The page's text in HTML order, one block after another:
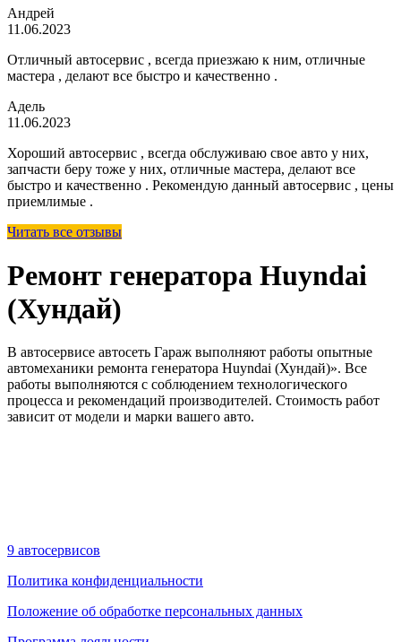
Андрей
11.06.2023
Отличный автосервис , всегда приезжаю к ним, отличные
мастера , делают все быстро и качественно .
Адель
11.06.2023
Хороший автосервис , всегда обслуживаю свое авто у них,
запчасти беру тоже у них, отличные мастера, делают все
быстро и качественно . Рекомендую данный автосервис , цены
приемлимые .
Читать все отзывы
Ремонт генератора Huyndai
(Хундай)
В автосервисе автосеть Гараж выполняют работы опытные
автомеханики ремонта генератора Huyndai (Хундай)». Все
работы выполняются с соблюдением технологического
процесса и рекомендаций производителей. Стоимость работ
зависит от модели и марки вашего авто.
9 автосервисов
Политика конфиденциальности
Положение об обработке персональных данных